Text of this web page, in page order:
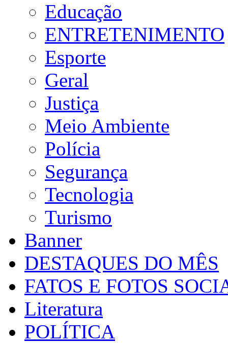
Educação
ENTRETENIMENTO
Esporte
Geral
Justiça
Meio Ambiente
Polícia
Segurança
Tecnologia
Turismo
Banner
DESTAQUES DO MÊS
FATOS E FOTOS
Literatura
POLÍTICA